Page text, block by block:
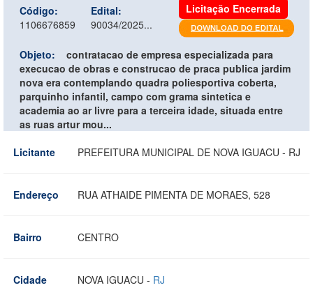
Código:
1106676859
Edital:
90034/2025...
Licitação Encerrada
Objeto:
contratacao de empresa especializada para
execucao de obras e construcao de praca publica jardim
nova era contemplando quadra poliesportiva coberta,
parquinho infantil, campo com grama sintetica e
academia ao ar livre para a terceira idade, situada entre
as ruas artur mou...
Licitante
PREFEITURA MUNICIPAL DE NOVA IGUACU - RJ
Endereço RUA ATHAIDE PIMENTA DE MORAES, 528
Bairro CENTRO
Cidade NOVA IGUACU - RJ